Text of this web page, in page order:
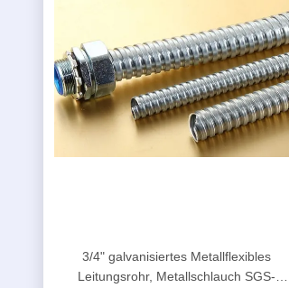
3/4" galvanisiertes Metallflexibles
Leitungsrohr, Metallschlauch SGS-